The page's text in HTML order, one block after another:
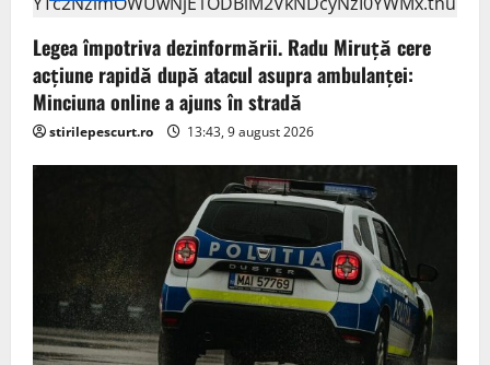
Legea împotriva dezinformării. Radu Miruță cere
acțiune rapidă după atacul asupra ambulanței:
Minciuna online a ajuns în stradă
stirilepescurt.ro 13:43, 9 august 2026